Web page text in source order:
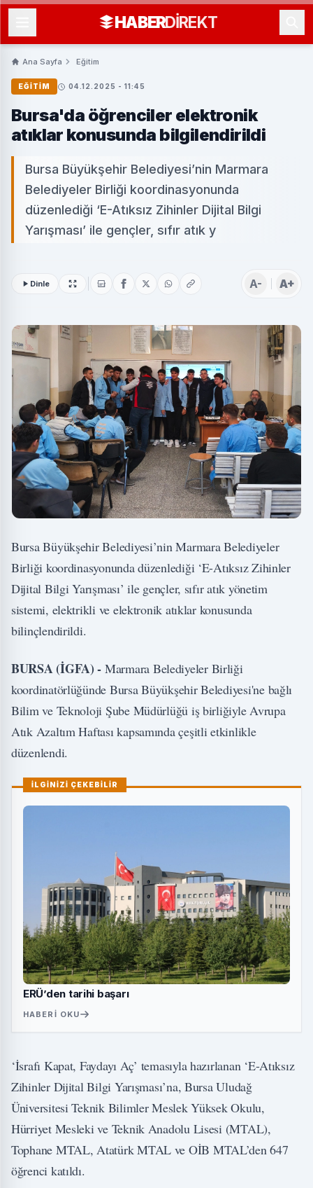
HABERDIREKT
Ana Sayfa Eğitim
EĞITIM 04.12.2025 - 11:45
Bursa'da öğrenciler elektronik
atıklar konusunda bilgilendirildi
Bursa Büyükşehir Belediyesi’nin Marmara
Belediyeler Birliği koordinasyonunda
düzenlediği ‘E-Atıksız Zihinler Dijital Bilgi
Yarışması’ ile gençler, sıfır atık y
Dinle A- A+
Bursa Büyükşehir Belediyesi’nin Marmara Belediyeler
Birliği koordinasyonunda düzenlediği ‘E-Atıksız Zihinler
Dijital Bilgi Yarışması’ ile gençler, sıfır atık yönetim
sistemi, elektrikli ve elektronik atıklar konusunda
bilinçlendirildi.
BURSA (İGFA) - Marmara Belediyeler Birliği
koordinatörlüğünde Bursa Büyükşehir Belediyesi'ne bağlı
Bilim ve Teknoloji Şube Müdürlüğü iş birliğiyle Avrupa
Atık Azaltım Haftası kapsamında çeşitli etkinlikle
düzenlendi.
İLGİNİZİ ÇEKEBİLİR
ERÜ’den tarihi başarı
HABERI OKU
‘İsrafı Kapat, Faydayı Aç’ temasıyla hazırlanan ‘E-Atıksız
Zihinler Dijital Bilgi Yarışması’na, Bursa Uludağ
Üniversitesi Teknik Bilimler Meslek Yüksek Okulu,
Hürriyet Mesleki ve Teknik Anadolu Lisesi (MTAL),
Tophane MTAL, Atatürk MTAL ve OİB MTAL’den 647
öğrenci katıldı.